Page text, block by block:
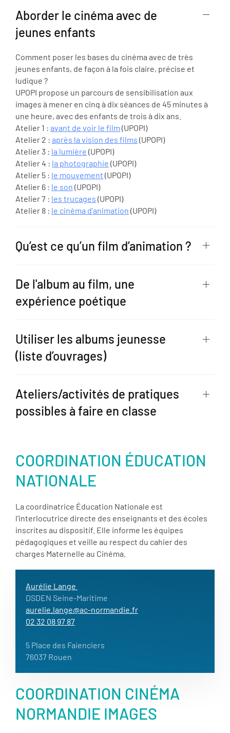
Aborder le cinéma avec de
jeunes enfants
Comment poser les bases du cinéma avec de très
jeunes enfants, de façon à la fois claire, précise et
ludique ?
UPOPI propose un parcours de sensibilisation aux
images à mener en cinq à dix séances de 45 minutes à
une heure, avec des enfants de trois à dix ans.
Atelier 1 : avant de voir le film (UPOPI)
Atelier 2 : après la vision des films (UPOPI)
Atelier 3 : la lumière (UPOPI)
Atelier 4 : la photographie (UPOPI)
Atelier 5 : le mouvement (UPOPI)
Atelier 6 : le son (UPOPI)
Atelier 7 : les trucages (UPOPI)
Atelier 8 : le cinéma d'animation (UPOPI)
Qu’est ce qu’un film d’animation ?
De l'album au film, une
expérience poétique
Utiliser les albums jeunesse
(liste d’ouvrages)
Ateliers/activités de pratiques
possibles à faire en classe
COORDINATION ÉDUCATION
NATIONALE
La coordinatrice Éducation Nationale est
l’interlocutrice directe des enseignants et des écoles
inscrites au dispositif. Elle informe les équipes
pédagogiques et veille au respect du cahier des
charges Maternelle au Cinéma.
Aurélie Lange
DSDEN Seine-Maritime
aurelie.lange@ac-normandie.fr
02 32 08 97 87
5 Place des Faienciers
76037 Rouen
COORDINATION CINÉMA
NORMANDIE IMAGES